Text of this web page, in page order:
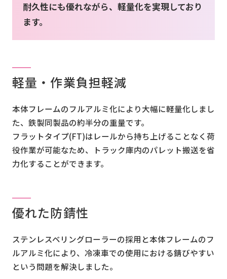
会社案内
耐久性にも優れながら、軽量化を実現しており
ます。
軽量・作業負担軽減
本体フレームのフルアルミ化により大幅に軽量化しまし
た、鉄製同製品の約半分の重量です。
フラットタイプ(FT)はレールから持ち上げることなく荷
役作業が可能なため、トラック庫内のパレット搬送を省
力化することができます。
優れた防錆性
ステンレスベリングローラーの採用と本体フレームのフ
ルアルミ化により、冷凍車での使用における錆びやすい
という問題を解決しました。